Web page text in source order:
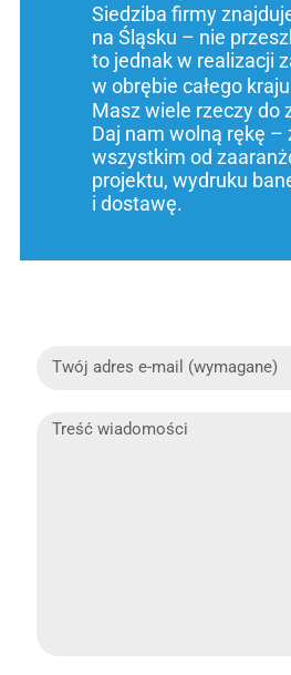
Siedziba firmy
na Śląsku – nie
to jednak w realizacji
w obrębie całego
Masz wiele rzeczy do
Daj nam wolną rękę –
wszystkim od
projektu, wydruku
i dostawę.